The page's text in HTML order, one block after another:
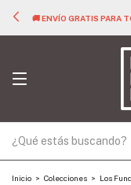
🚚 ENVÍO GRATIS PARA
Inicio > Colecciones > Los